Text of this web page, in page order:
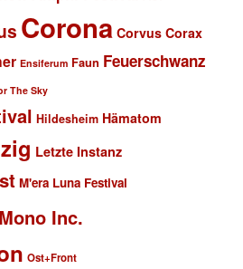
Corona Corvus Corax
Ensiferum Faun Feuerschwanz
The Sky
Hildesheim Hämatom
Letzte Instanz
M'era Luna Festival
Mono Inc.
Ost+Front